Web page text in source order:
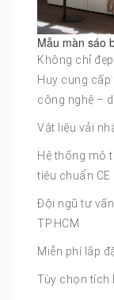
Mẫu màn sáo
Không chỉ
Huy cung cấp
công nghệ –
Vật liệu vải
Hệ thống mô
tiêu chuẩn CE
Đội ngũ tư
TP.HCM
Miễn phí lắp
Tùy chọn tích